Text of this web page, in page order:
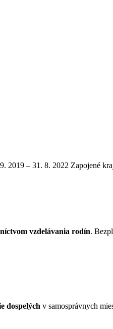
2019 – 31. 8. 2022 Zapojené
vzdelávania rodín.
dospelých v samosprávnych